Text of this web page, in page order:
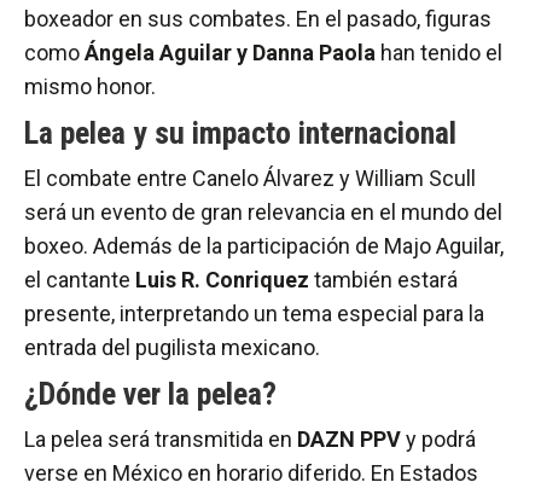
boxeador en sus combates. En el pasado, figuras
comoÁngela Aguilar y Danna Paola han tenido el
mismo honor.
La pelea y su impacto internacional
El combate entre Canelo Álvarez y William Scull
será un evento de gran relevancia en el mundo del
boxeo. Además de la participación de Majo Aguilar,
el cantante Luis R. Conriquez también estará
presente, interpretando un tema especial para la
entrada del pugilista mexicano.
¿Dónde ver la pelea?
La pelea será transmitida en DAZN PPVy podrá
verse en México en horario diferido. En Estados